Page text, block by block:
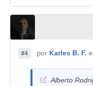
#4 por Karles B. F.
Alberto